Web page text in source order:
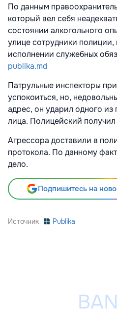
По данным
который вел себя
состоянии алкогольного
улице сотрудники
исполнении служебных
publika.md
Патрульные инспекторы
успокоиться, но,
адрес, он ударил одного из
лица. Полицейский
Агрессора доставили в
протокола. По данному
дело.
Подпишитесь на
Источник Publika